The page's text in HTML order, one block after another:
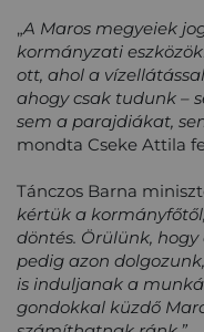
„A Maros megyeiek
kormányzati
ott, ahol a
ahogy csak tudunk –
sem a parajdiákat,
mondta Cseke Attila
Tánczos Barna
kértük a
döntés. Örülünk,
pedig azon
is induljanak a
gondokkal küzdő